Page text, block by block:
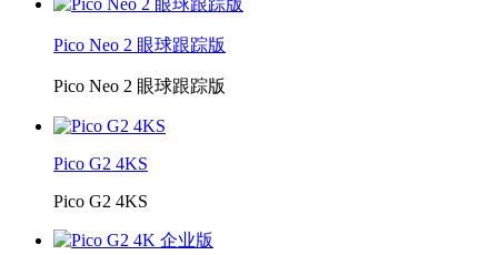
Pico Neo 2 眼球跟踪版
Pico Neo 2 眼球跟踪版
Pico G2 4KS
Pico G2 4KS